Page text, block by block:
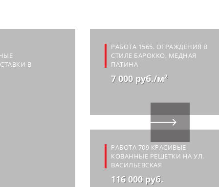
В
РАБОТА 1565. ОГРАЖДЕНИЯ В
СТИЛЕ БАРОККО, МЕДНАЯ
ПАТИНА
7 000 руб./м²
РАБОТА 709 КРАСИВЫЕ
КОВАННЫЕ РЕШЕТКИ НА УЛ.
ВАСИЛЬЕВСКАЯ
116 000 руб.